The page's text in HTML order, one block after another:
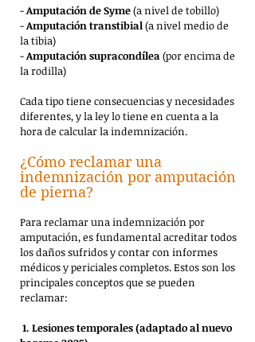
-Amputación de Syme(a nivel de tobillo)
-Amputación transtibial(a nivel medio de
la tibia)
-Amputación supracondílea(por encima de
la rodilla)
Cada tipo tiene consecuencias y necesidades
diferentes, y la ley lo tiene en cuenta a la
hora de calcular la indemnización.
¿Cómo reclamar una
indemnización por amputación
de pierna?
Para reclamar una indemnización por
amputación, es fundamental acreditar todos
los daños sufridos y contar con informes
médicos y periciales completos. Estos son los
principales conceptos que se pueden
reclamar:
1. Lesiones temporales (adaptado al nuevo